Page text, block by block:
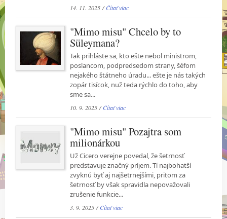
14. 11. 2025 /Čítať viac
"Mimo misu" Chcelo by to
Süleymana?
Tak prihláste sa, kto ešte nebol ministrom,
poslancom, podpredsedom strany, šéfom
nejakého štátneho úradu... ešte je nás takých
zopár tisícok, nuž teda rýchlo do toho, aby
sme sa...
10. 9. 2025 /Čítať viac
"Mimo misu" Pozajtra som
milionárkou
Už Cicero verejne povedal, že šetrnosť
predstavuje značný príjem. Tí najbohatší
zvyknú byť aj najšetrnejšími, pritom za
šetrnosť by však spravidla nepovažovali
zrušenie funkcie...
3. 9. 2025 /Čítať viac